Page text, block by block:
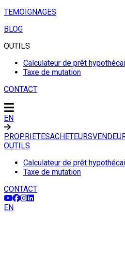
TEMOIGNAGES
BLOG
OUTILS
Calculateur de prêt
Taxe de mutation
CONTACT
EN
PROPRIETESACHETEURS
OUTILS
Calculateur de prêt
Taxe de mutation
CONTACT
EN